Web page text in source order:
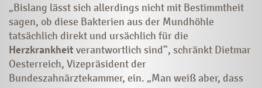
„Bislang lässt sich allerdings nicht mit Bestimmtheit
sagen, ob diese Bakterien aus der Mundhöhle
tatsächlich direkt und ursächlich für die
Herzkrankheit verantwortlich sind“, schränkt Dietmar
Oesterreich, Vizepräsident der
Bundeszahnärztekammer, ein. „Man weiß aber, dass